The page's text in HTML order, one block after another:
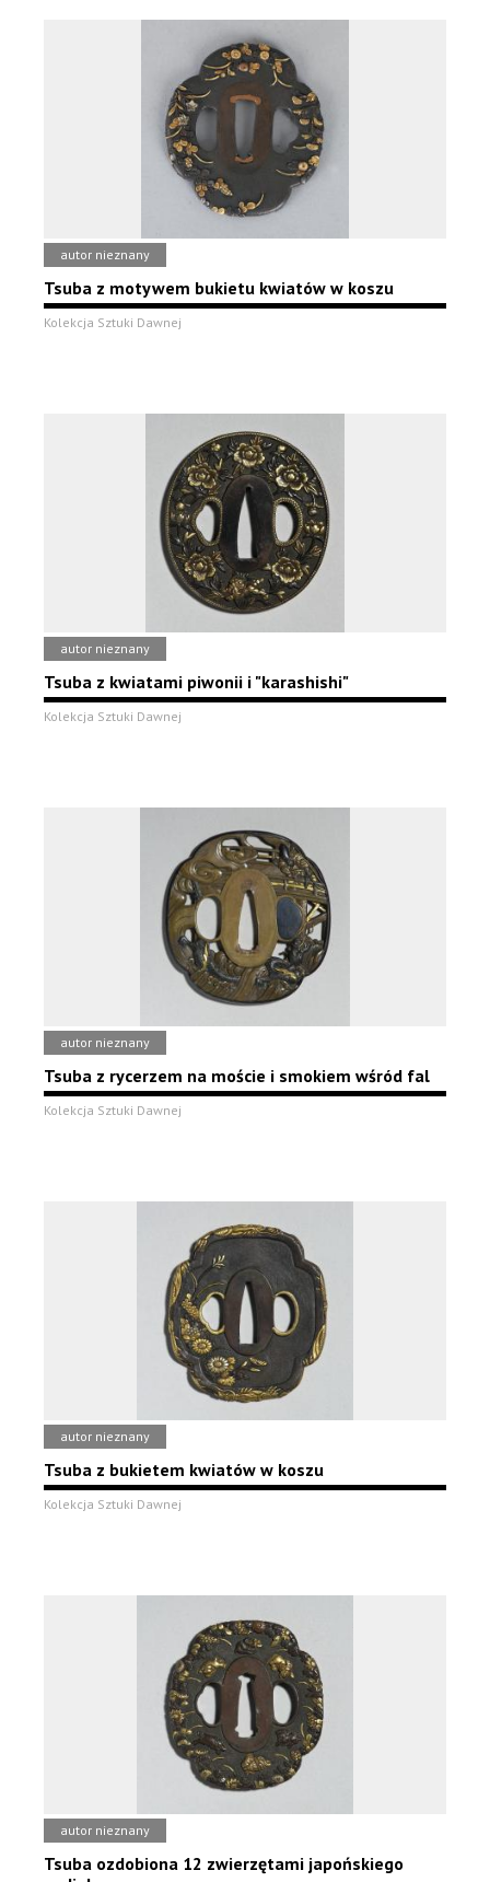
autor nieznany
Tsuba z motywem bukietu kwiatów w koszu
Kolekcja Sztuki Dawnej
autor nieznany
Tsuba z kwiatami piwonii i "karashishi"
Kolekcja Sztuki Dawnej
autor nieznany
Tsuba z rycerzem na moście i smokiem wśród fal
Kolekcja Sztuki Dawnej
autor nieznany
Tsuba z bukietem kwiatów w koszu
Kolekcja Sztuki Dawnej
autor nieznany
Tsuba ozdobiona 12 zwierzętami japońskiego